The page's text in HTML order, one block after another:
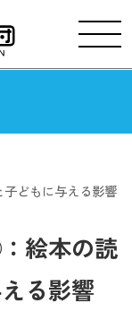
どもに与える影響
絵本の読
る影響